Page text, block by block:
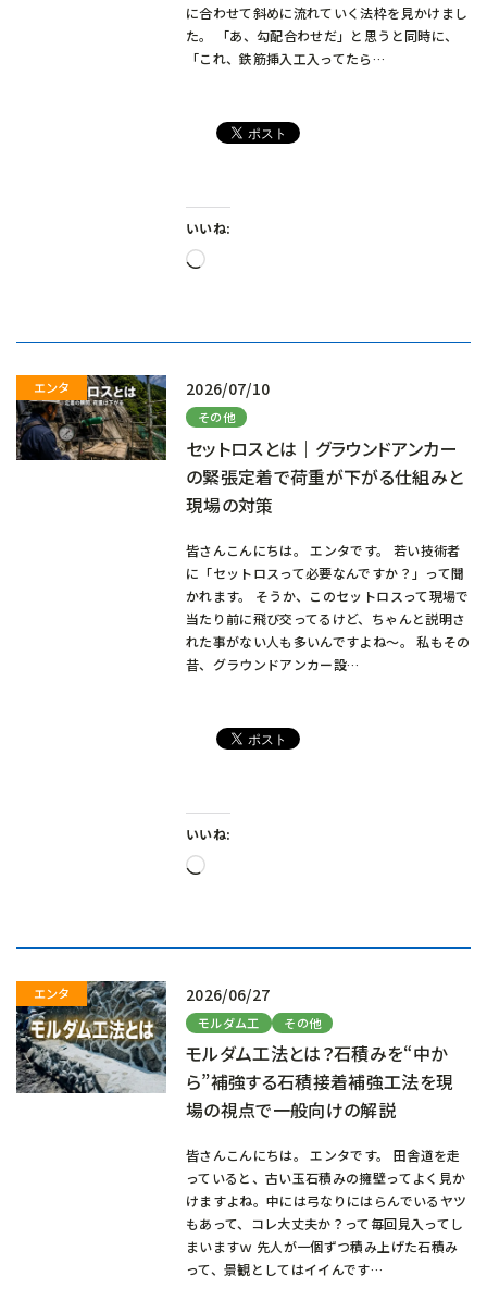
に合わせて斜めに流れていく法枠を見かけまし
た。 「あ、勾配合わせだ」と思うと同時に、
「これ、鉄筋挿入工入ってたら…
いいね:
読
2026/07/10
その他
セットロスとは｜グラウンドアンカー
の緊張定着で荷重が下がる仕組みと
現場の対策
皆さんこんにちは。 エンタです。 若い技術者
に「セットロスって必要なんですか？」って聞
かれます。 そうか、このセットロスって現場で
当たり前に飛び交ってるけど、ちゃんと説明さ
れた事がない人も多いんですよね～。 私もその
昔、グラウンドアンカー設…
いいね:
読
2026/06/27
モルダム工 その他
モルダム工法とは？石積みを“中か
ら”補強する石積接着補強工法を現
場の視点で一般向けの解説
皆さんこんにちは。 エンタです。 田舎道を走
っていると、古い玉石積みの擁壁ってよく見か
けますよね。中には弓なりにはらんでいるヤツ
もあって、コレ大丈夫か？って毎回見入ってし
まいますｗ 先人が一個ずつ積み上げた石積み
って、景観としてはイイんです…